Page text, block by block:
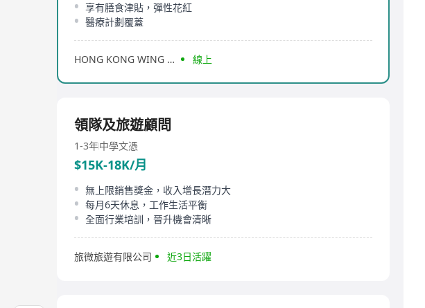
享有膳食津貼，彈性花紅
醫療計劃覆蓋
HONG KONG WING ON TRAVEL SERVICE LIMITED 線上
領隊及旅遊顧問
1-3年中學文憑
$15K-18K/月
無上限銷售獎金，收入增長潛力大
每月6天休息，工作生活平衡
全面行業培訓，晉升機會清晰
旅微旅遊有限公司 近3日活躍